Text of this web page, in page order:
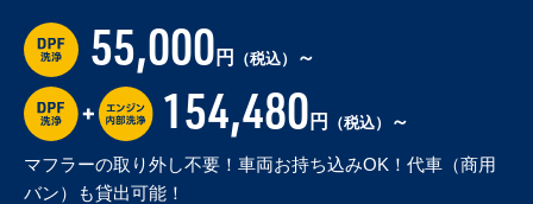
55,000円 （税込） ～
154,480円 （税込） ～
マフラーの取り外し不要！車両お持ち込みOK！代車（商用
バン）も貸出可能！